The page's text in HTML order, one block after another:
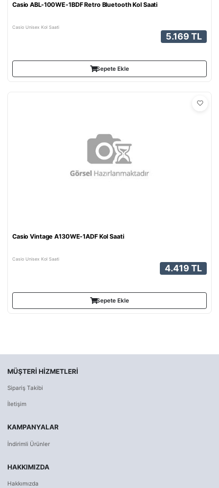
Casio ABL-100WE-1BDF Retro Bluetooth Kol Saati
Casio Unisex Kol Saati
5.169 TL
Sepete Ekle
Casio Vintage A130WE-1ADF Kol Saati
Casio Unisex Kol Saati
4.419 TL
Sepete Ekle
MÜŞTERI HIZMETLERI
Sipariş Takibi
İletişim
KAMPANYALAR
İndirimli Ürünler
HAKKIMIZDA
Hakkımızda